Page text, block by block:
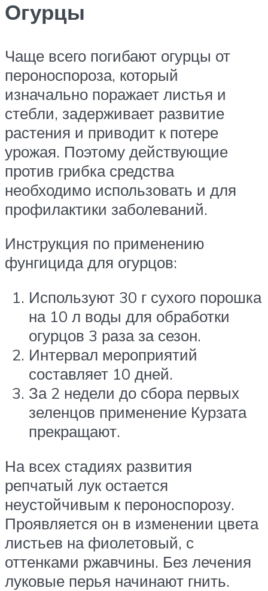
Огурцы
Чаще всего погибают огурцы от
пероноспороза, который
изначально поражает листья и
стебли, задерживает развитие
растения и приводит к потере
урожая. Поэтому действующие
против грибка средства
необходимо использовать и для
профилактики заболеваний.
Инструкция по применению
фунгицида для огурцов:
Используют 30 г сухого порошка
на 10 л воды для обработки
огурцов 3 раза за сезон.
Интервал мероприятий
составляет 10 дней.
За 2 недели до сбора первых
зеленцов применение Курзата
прекращают.
На всех стадиях развития
репчатый лук остается
неустойчивым к пероноспорозу.
Проявляется он в изменении цвета
листьев на фиолетовый, с
оттенками ржавчины. Без лечения
луковые перья начинают гнить.